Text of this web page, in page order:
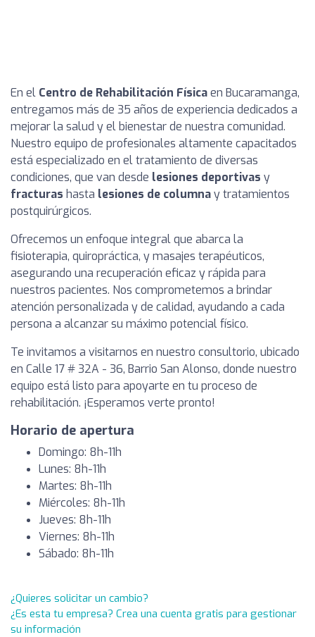
En el Centro de Rehabilitación Físicaen Bucaramanga,
entregamos más de 35 años de experiencia dedicados a
mejorar la salud y el bienestar de nuestra comunidad.
Nuestro equipo de profesionales altamente capacitados
está especializado en el tratamiento de diversas
condiciones, que van desde lesiones deportivas y
fracturas hasta lesiones de columnay tratamientos
postquirúrgicos.
Ofrecemos un enfoque integral que abarca la
fisioterapia, quiropráctica, y masajes terapéuticos,
asegurando una recuperación eficaz y rápida para
nuestros pacientes. Nos comprometemos a brindar
atención personalizada y de calidad, ayudando a cada
persona a alcanzar su máximo potencial físico.
Te invitamos a visitarnos en nuestro consultorio, ubicado
en Calle 17 # 32A - 36, Barrio San Alonso, donde nuestro
equipo está listo para apoyarte en tu proceso de
rehabilitación. ¡Esperamos verte pronto!
Horario de apertura
Domingo: 8h-11h
Lunes: 8h-11h
Martes: 8h-11h
Miércoles: 8h-11h
Jueves: 8h-11h
Viernes: 8h-11h
Sábado: 8h-11h
¿Quieres solicitar un cambio?
¿Es esta tu empresa? Crea una cuenta gratis para gestionar
su información